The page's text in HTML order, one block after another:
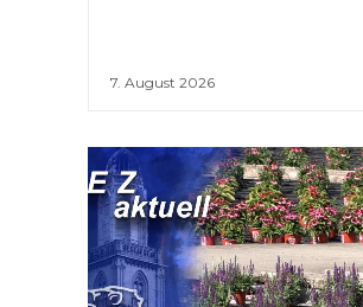
7. August 2026